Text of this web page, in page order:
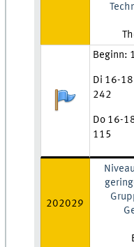
Anmeldestatus:
Zeit und
Beginn:
Di 16-
242
Do 16-
115
202029